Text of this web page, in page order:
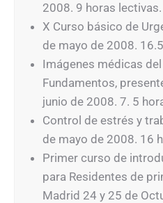
2008. 9 horas lectivas.
X Curso básico de
de mayo de 2008.
Imágenes médicas
Fundamentos,
junio de 2008. 7. 5
Control de estrés y
de mayo de 2008. 16
Primer curso de
para Residentes de
Madrid 24 y 25 de